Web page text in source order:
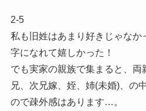
2-5
私も旧姓はあまり好きじゃなか
字になれて嬉しかった！
でも実家の親族で集まると、両
兄、次兄嫁、姪、姉(未婚)、の
ので疎外感はあります…。